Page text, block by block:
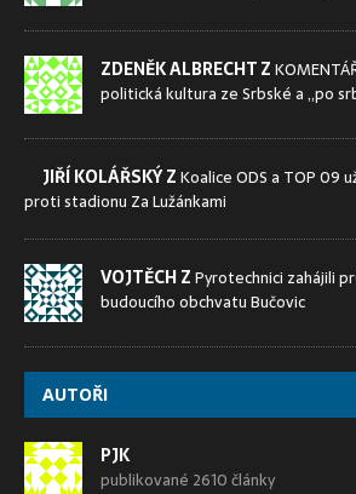
ZDENĚK ALBRECHT Z
politická kultura ze Srbské a „po
JIŘÍ KOLÁŘSKÝ ZKoalice ODS a TOP 09
proti stadionu Za Lužánkami
VOJTĚCH ZPyrotechnici zahájili
budoucího obchvatu Bučovic
AUTOŘI
PJK
publikované 2610 články